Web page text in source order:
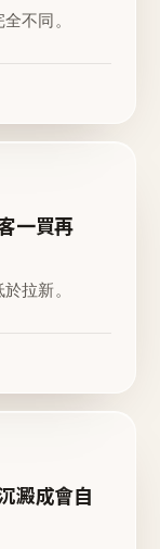
不同。
一買再
拉新。
澱成會自